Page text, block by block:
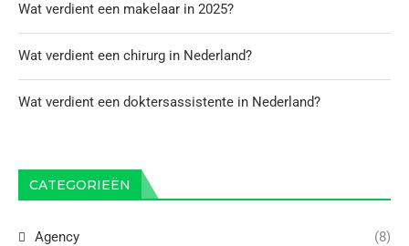
Wat verdient een makelaar in 2025?
Wat verdient een chirurg in Nederland?
Wat verdient een doktersassistente in Nederland?
CATEGORIEËN
Agency (8)